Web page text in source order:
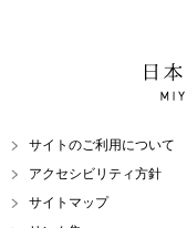
日本
サイトのご利用について
アクセシビリティ方針
サイトマップ